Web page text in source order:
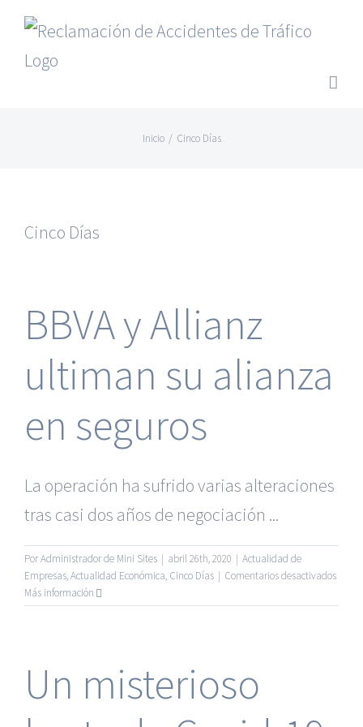
Saltar
contenido
Inicio / Cinco Días
Cinco Días
BBVA y Allianz
ultiman su alianza
en seguros
La operación ha sufrido varias alteraciones
tras casi dos años de negociación ...
PorAdministrador de Mini Sites | abril 26th, 2020 | Actualidad de
Empresas,Actualidad Económica, Cinco Días | Comentarios desactivadosen
y
Más información
Un misterioso